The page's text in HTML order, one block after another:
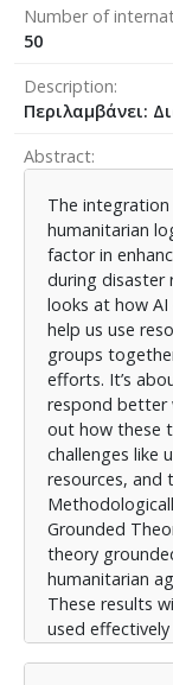
Number of
50
Description
Περιλαμβάνει:
Abstract
The integration
humanitarian
factor in
during disaster
looks at how AI
help us use
groups
efforts. It’s
respond better
out how these
challenges like
resources, and
Grounded
theory
humanitarian
These results
used